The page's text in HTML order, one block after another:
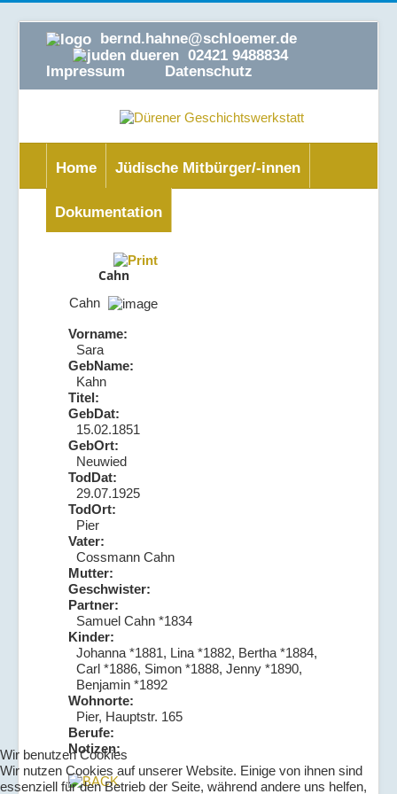
bernd.hahne@schloemer.de
02421 9488834
Impressum
Datenschutz
Home Jüdische Mitbürger/-innen
Dokumentation
Cahn
Cahn
Vorname:
Sara
GebName:
Kahn
Titel:
GebDat:
15.02.1851
GebOrt:
Neuwied
TodDat:
29.07.1925
TodOrt:
Pier
Vater:
Cossmann Cahn
Mutter:
Geschwister:
Partner:
Samuel Cahn *1834
Kinder:
Johanna *1881, Lina *1882, Bertha *1884,
Carl *1886, Simon *1888, Jenny *1890,
Benjamin *1892
Wohnorte:
Pier, Hauptstr. 165
Berufe:
Notizen:
Wir benutzen Cookies
Wir nutzen Cookies auf unserer Website. Einige von ihnen sind
essenziell für den Betrieb der Seite, während andere uns helfen,